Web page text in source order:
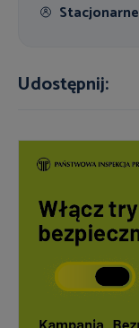
Stacjonarne
Udostępnij: